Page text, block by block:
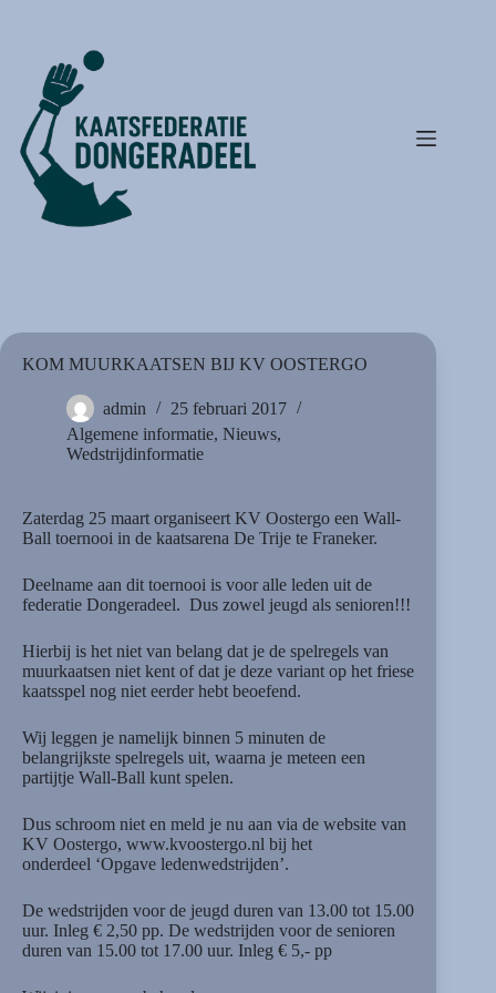
KOM MUURKAATSEN BIJ KV OOSTERGO
admin
25 februari 2017
Algemene informatie, Nieuws,
Wedstrijdinformatie
Zaterdag 25 maart organiseert KV Oostergo een Wall-
Ball toernooi in de kaatsarena De Trije te Franeker.
Deelname aan dit toernooi is voor alle leden uit de
federatie Dongeradeel. Dus zowel jeugd als senioren!!!
Hierbij is het niet van belang dat je de spelregels van
muurkaatsen niet kent of dat je deze variant op het friese
kaatsspel nog niet eerder hebt beoefend.
Wij leggen je namelijk binnen 5 minuten de
belangrijkste spelregels uit, waarna je meteen een
partijtje Wall-Ball kunt spelen.
Dus schroom niet en meld je nu aan via de website van
KV Oostergo, www.kvoostergo.nl bij het
onderdeel ‘Opgave ledenwedstrijden’.
De wedstrijden voor de jeugd duren van 13.00 tot 15.00
uur. Inleg € 2,50 pp. De wedstrijden voor de senioren
duren van 15.00 tot 17.00 uur. Inleg € 5,- pp